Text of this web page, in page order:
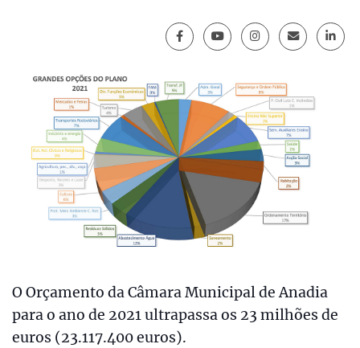
O Orçamento da Câmara Municipal de Anadia
para o ano de 2021 ultrapassa os 23 milhões de
euros (23.117.400 euros).